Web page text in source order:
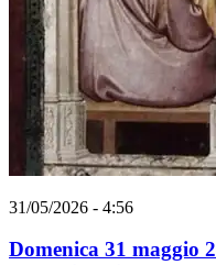
31/05/2026 - 4:56
Domenica 31 maggio